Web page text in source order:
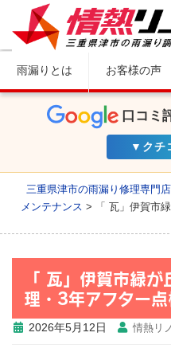
雨漏りとは お客様の声
口コミ
▼クチ
三重県津市の雨漏り修理専門
メンテナンス >
「 瓦」伊賀市
「 瓦」伊賀市緑
理・3年アフター点
2026年5月12日 情熱リ